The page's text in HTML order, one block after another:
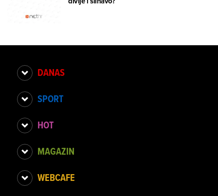
DANAS
SPORT
HOT
MAGAZIN
WEBCAFE